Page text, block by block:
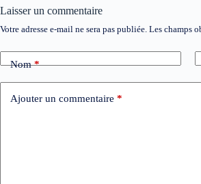
Laisser un commentaire
Votre adresse e-mail ne sera pas publiée. Les champs
Nom*
Ajouter un commentaire *